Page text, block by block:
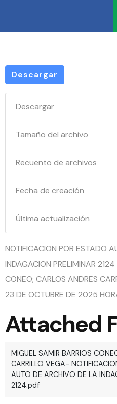
Descargar
Descargar
Tamaño del archivo
Recuento de archivos
Fecha de creación
Última actualización
NOTIFICACION POR ESTADO
INDAGACION PRELIMINAR
CONEO; CARLOS ANDRES
23 DE OCTUBRE DE 2025
Attached
MIGUEL SAMIR BARRIOS
CARRILLO VEGA-
AUTO DE ARCHIVO DE LA
2124.pdf